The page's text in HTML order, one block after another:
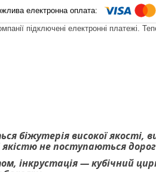
підключені електронні платежі.
біжутерія високої якості,
якістю не поступаються
інкрустація — кубічний